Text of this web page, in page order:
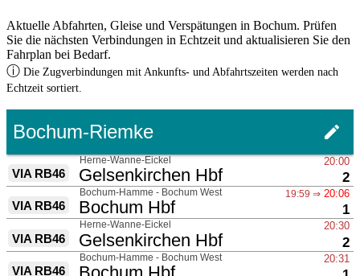
Aktuelle Abfahrten, Gleise und Verspätungen in Bochum. Prüfen
Sie die nächsten Verbindungen in Echtzeit und aktualisieren Sie den
Fahrplan bei Bedarf.
ⓘ Die Zugverbindungen mit Ankunfts- und Abfahrtszeiten werden nach
Echtzeit sortiert.